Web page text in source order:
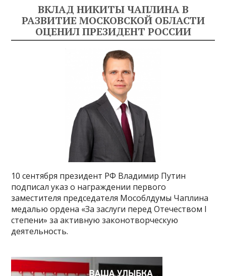
ВКЛАД НИКИТЫ ЧАПЛИНА В
РАЗВИТИЕ МОСКОВСКОЙ ОБЛАСТИ
ОЦЕНИЛ ПРЕЗИДЕНТ РОССИИ
10 сентября президент РФ Владимир Путин
подписал указ о награждении первого
заместителя председателя Мособлдумы Чаплина
медалью ордена «За заслуги перед Отечеством I
степени» за активную законотворческую
деятельность.